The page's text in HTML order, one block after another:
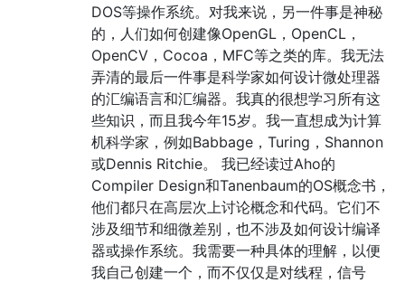
DOS等操作系统。对我来说，另一件事是神秘
的，人们如何创建像OpenGL，Op​​enCL，
OpenCV，Cocoa，MFC等之类的库。我无法
弄清的最后一件事是科学家如何设计微处理器
的汇编语言和汇编器。我真的很想学习所有这
些知识，而且我今年15岁。我一直想成为计算
机科学家，例如Babbage，Turing，Shannon
或Dennis Ritchie。 我已经读过Aho的
Compiler Design和Tanenbaum的OS概念书，
他们都只在高层次上讨论概念和代码。它们不
涉及细节和细微差别，也不涉及如何设计编译
器或操作系统。我需要一种具体的理解，以便
我自己创建一个，而不仅仅是对线程，信号